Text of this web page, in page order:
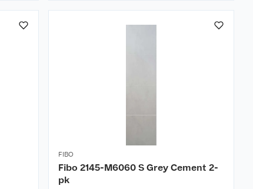
FIBO
Fibo 2145-M6060 S Grey Cement 2-
pk